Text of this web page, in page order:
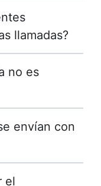
llamadas?
no es
envían con
el